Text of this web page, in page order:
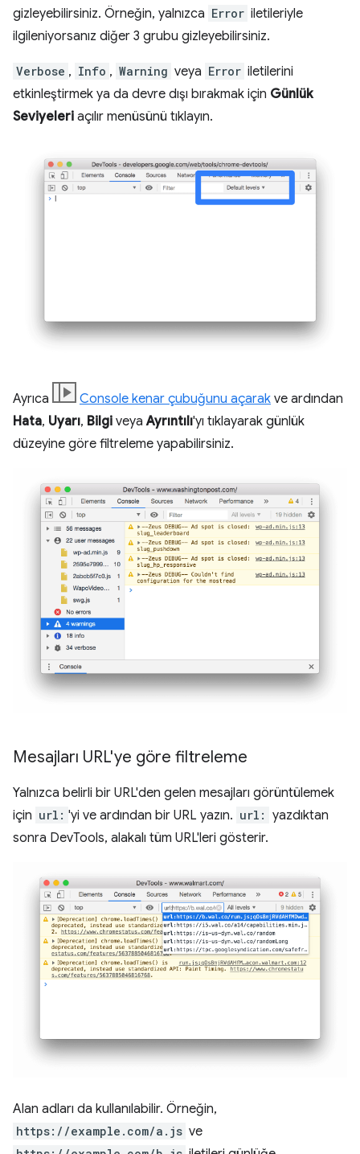
gizleyebilirsiniz. Örneğin, yalnızca Error iletileriyle
ilgileniyorsanız diğer 3 grubu gizleyebilirsiniz.
Verbose , Info , Warning veya Error iletilerini
etkinleştirmek ya da devre dışı bırakmak için Günlük
Seviyeleri açılır menüsünü tıklayın.
Ayrıca Console kenar çubuğunu açarak ve ardından
Hata, Uyarı, Bilgi veyaAyrıntılı'yı tıklayarak günlük
düzeyine göre filtreleme yapabilirsiniz.
Mesajları URL'ye göre filtreleme
Yalnızca belirli bir URL'den gelen mesajları görüntülemek
için url: 'yi ve ardından bir URL yazın. url: yazdıktan
sonra DevTools, alakalı tüm URL'leri gösterir.
Alan adları da kullanılabilir. Örneğin,
https://example.com/a.js ve